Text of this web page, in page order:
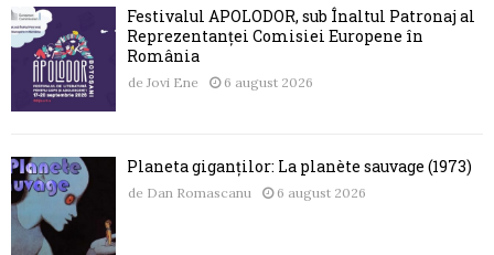
Festivalul APOLODOR, sub Înaltul Patronaj al
Reprezentanței Comisiei Europene în
România
de Jovi Ene 6 august 2026
Planeta giganților: La planète sauvage (1973)
de Dan Romascanu 6 august 2026